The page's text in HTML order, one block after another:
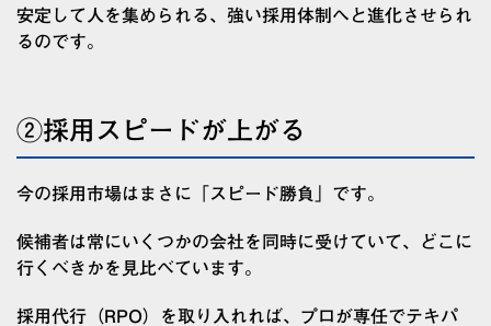
安定して人を集められる、強い採用体制へと進化させられ
るのです。
②採用スピードが上がる
今の採用市場はまさに「スピード勝負」です。
候補者は常にいくつかの会社を同時に受けていて、どこに
行くべきかを見比べています。
採用代行（RPO）を取り入れれば、プロが専任でテキパ